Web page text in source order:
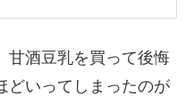
甘酒豆乳を買って後悔
どいってしまったのが